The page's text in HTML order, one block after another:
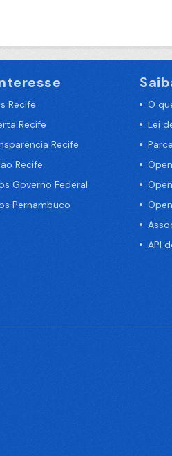
Recife
Recife
Recife
Recife
Governo Federal
Pernambuco
O
Lei
API